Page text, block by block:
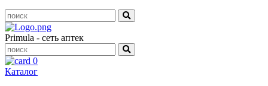
Primula - сеть аптек
0
Каталог